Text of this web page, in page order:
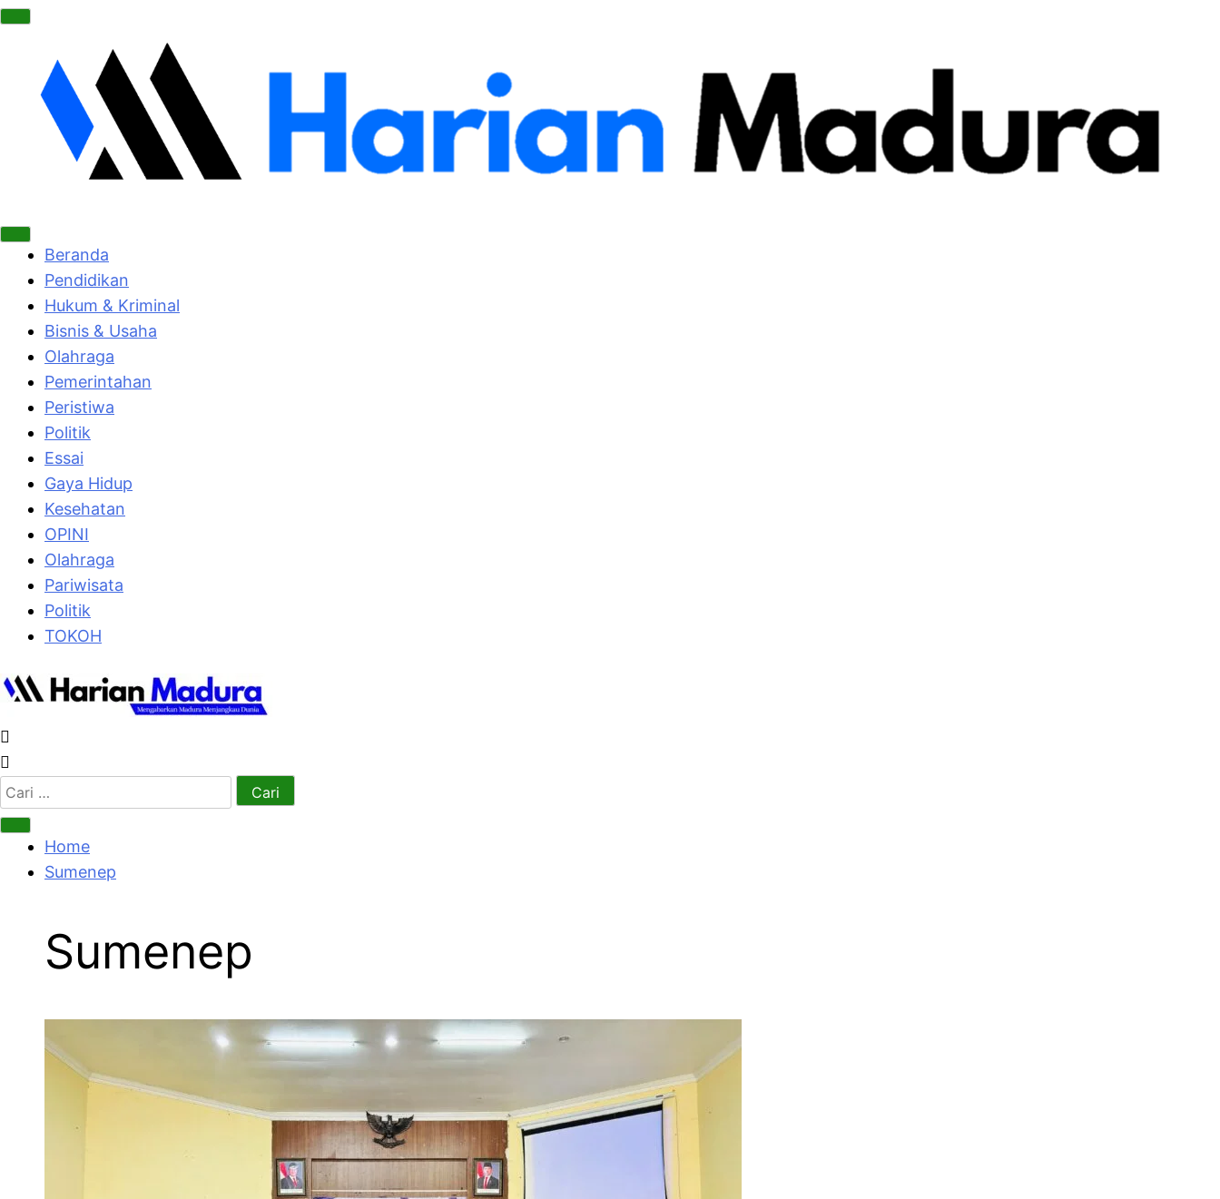
Beranda
Pendidikan
Hukum & Kriminal
Bisnis & Usaha
Olahraga
Pemerintahan
Peristiwa
Politik
Essai
Gaya Hidup
Kesehatan
OPINI
Olahraga
Pariwisata
Politik
TOKOH
Cari
untuk:
Home
Sumenep
Sumenep